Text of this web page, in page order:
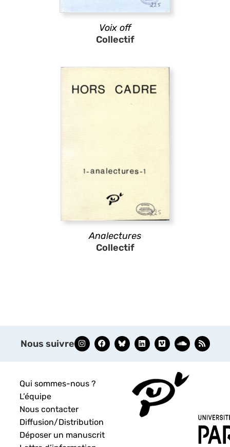
Voix off
Collectif
Analectures
Collectif
Nous suivre
Qui sommes-nous ?
L’équipe
Nous contacter
Diffusion/Distribution
Déposer un manuscrit